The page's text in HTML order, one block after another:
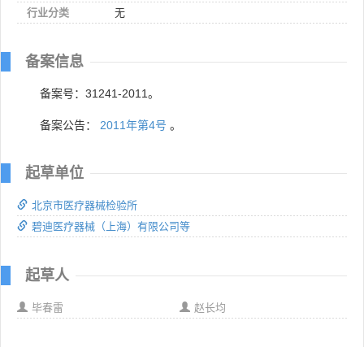
行业分类
无
备案信息
备案号：31241-2011。
备案公告： 2011年第4号 。
起草单位
北京市医疗器械检验所
碧迪医疗器械（上海）有限公司等
起草人
毕春雷 赵长均